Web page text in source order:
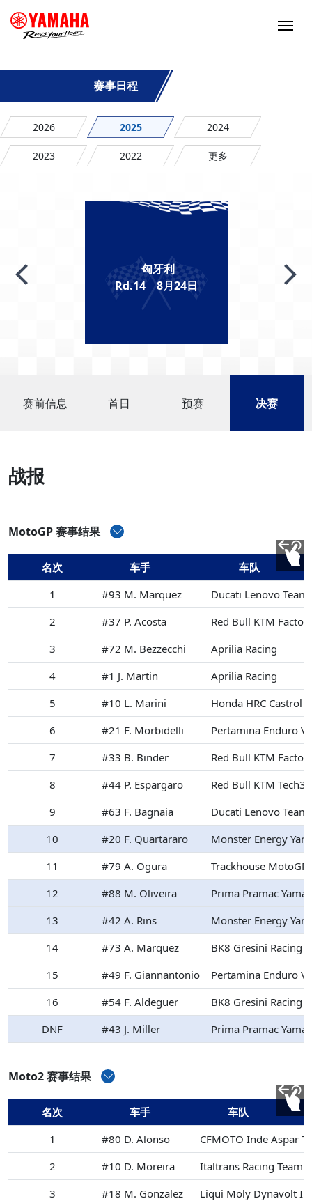
赛事日程
2026 2025 2024
2023 2022 更多
匈牙利
Rd.14 8月24日
赛前信息 首日 预赛 决赛
战报
MotoGP 赛事结果
名次 车手
车队
1
#93 M. Marquez
Ducati Lenovo Team
2
#37 P. Acosta
Red Bull KTM
3
#72 M. Bezzecchi
Aprilia Racing
4
#1 J. Martin
Aprilia Racing
5
#10 L. Marini
Honda HRC Castrol
6
#21 F. Morbidelli
Pertamina Enduro
7
#33 B. Binder
Red Bull KTM
8
#44 P. Espargaro
Red Bull KTM Tech3
9
#63 F. Bagnaia
Ducati Lenovo Team
10
#20 F. Quartararo
Monster Energy
11
#79 A. Ogura
Trackhouse MotoGP
12
#88 M. Oliveira
Prima Pramac
13
#42 A. Rins
Monster Energy
14
#73 A. Marquez
BK8 Gresini Racing
15
#49 F. Giannantonio
Pertamina Enduro
16
#54 F. Aldeguer
BK8 Gresini Racing
DNF
#43 J. Miller Prima Pramac
Moto2 赛事结果
名次 车手
车队
1
#80 D. Alonso
CFMOTO Inde Aspar
2
#10 D. Moreira
Italtrans Racing Team
3
#18 M. Gonzalez
Liqui Moly Dynavolt